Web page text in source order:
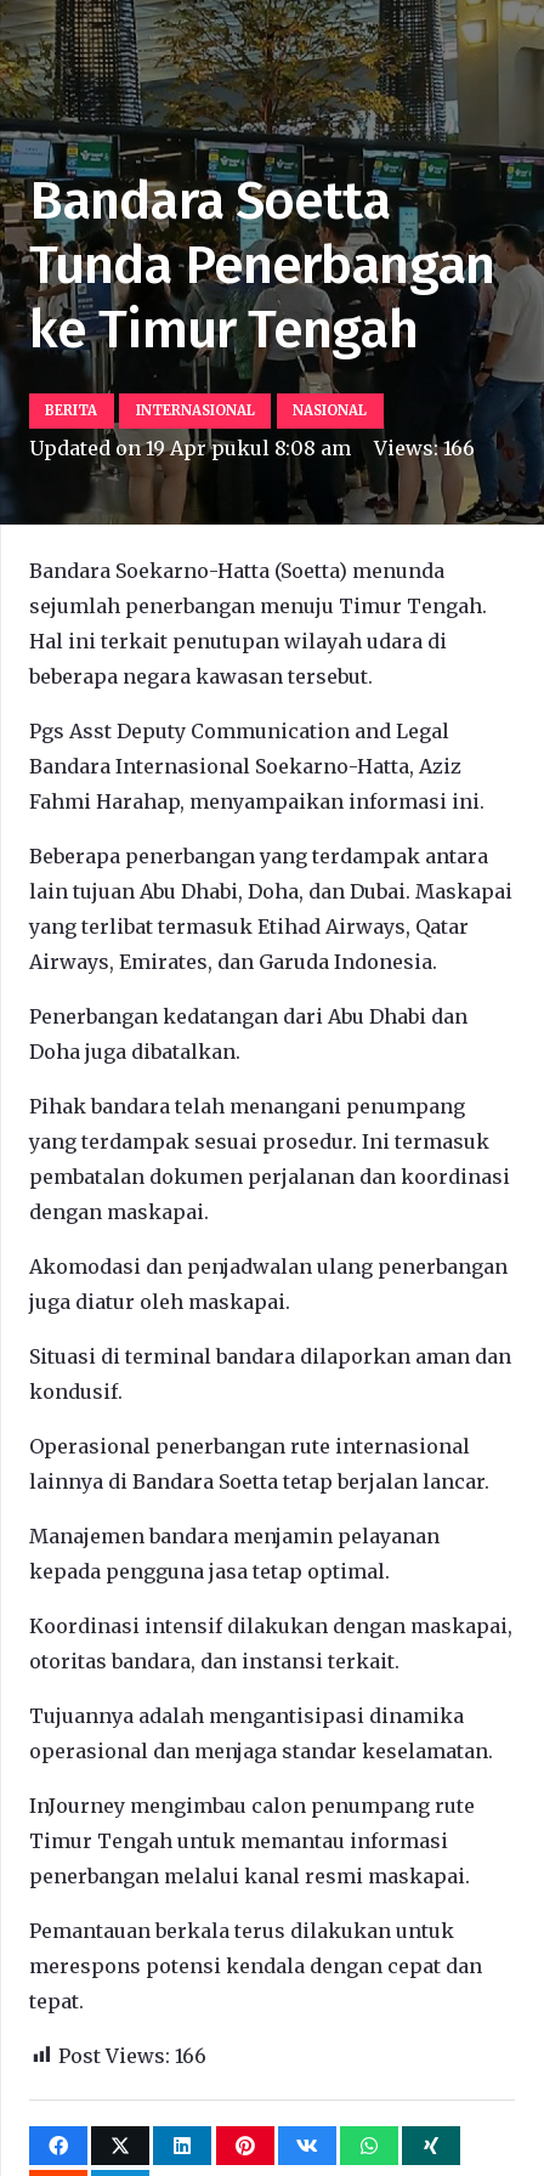
Bandara Soetta
Tunda Penerbangan
ke Timur Tengah
BERITA INTERNASIONAL NASIONAL
Updated on19 Apr pukul 8:08 am Views:166
Bandara Soekarno-Hatta (Soetta) menunda
sejumlah penerbangan menuju Timur Tengah.
Hal ini terkait penutupan wilayah udara di
beberapa negara kawasan tersebut.
Pgs Asst Deputy Communication and Legal
Bandara Internasional Soekarno-Hatta, Aziz
Fahmi Harahap, menyampaikan informasi ini.
Beberapa penerbangan yang terdampak antara
lain tujuan Abu Dhabi, Doha, dan Dubai. Maskapai
yang terlibat termasuk Etihad Airways, Qatar
Airways, Emirates, dan Garuda Indonesia.
Penerbangan kedatangan dari Abu Dhabi dan
Doha juga dibatalkan.
Pihak bandara telah menangani penumpang
yang terdampak sesuai prosedur. Ini termasuk
pembatalan dokumen perjalanan dan koordinasi
dengan maskapai.
Akomodasi dan penjadwalan ulang penerbangan
juga diatur oleh maskapai.
Situasi di terminal bandara dilaporkan aman dan
kondusif.
Operasional penerbangan rute internasional
lainnya di Bandara Soetta tetap berjalan lancar.
Manajemen bandara menjamin pelayanan
kepada pengguna jasa tetap optimal.
Koordinasi intensif dilakukan dengan maskapai,
otoritas bandara, dan instansi terkait.
Tujuannya adalah mengantisipasi dinamika
operasional dan menjaga standar keselamatan.
InJourney mengimbau calon penumpang rute
Timur Tengah untuk memantau informasi
penerbangan melalui kanal resmi maskapai.
Pemantauan berkala terus dilakukan untuk
merespons potensi kendala dengan cepat dan
tepat.
Post Views: 166